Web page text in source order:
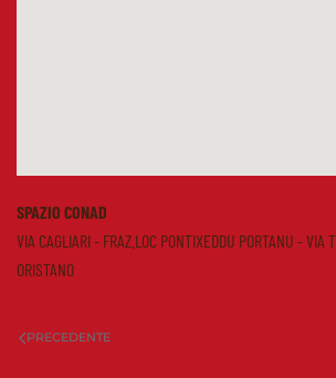
SPAZIO CONAD
VIA CAGLIARI - FRAZ.LOC PONTIXEDDU PORTANU - VIA T
ORISTANO
PRECEDENTE